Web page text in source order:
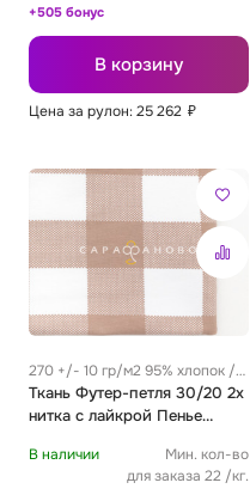
+505 бонус
В корзину
Цена за рулон: 25 262 ₽
270 +/- 10 гр/м2 95% хлопок /
5% эластан
Ткань Футер-петля 30/20 2х
нитка с лайкрой Пенье
В наличии
Мин. кол-во
для заказа 22 /кг.
Спанбонд
Флис
Футер
Шелк Армани
Штапель
Этнический
Имитации материалов